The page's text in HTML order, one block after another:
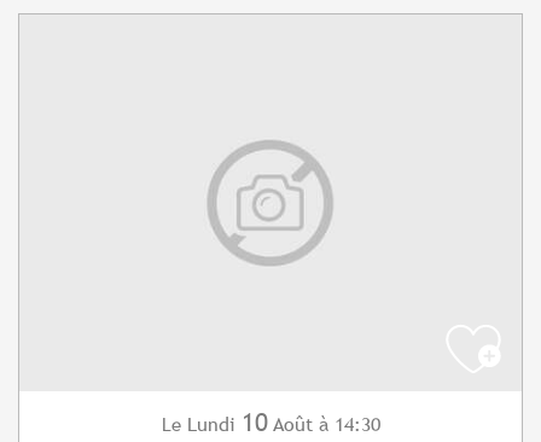
Le Lundi 10 Août à 14:30